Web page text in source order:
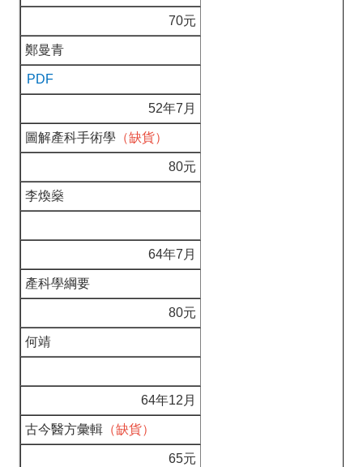
70元
鄭曼青
PDF
52年7月
圖解產科手術學 （缺貨）
80元
李煥燊
64年7月
產科學綱要
80元
何靖
64年12月
古今醫方彙輯 （缺貨）
65元